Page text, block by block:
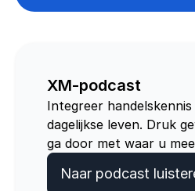
XM-podcast
Integreer
dagelijkse leven. Druk
ga door met waar u
Naar podcast